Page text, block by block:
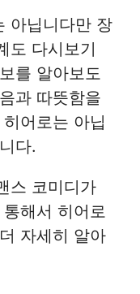
아닙니다만 장
도 다시보기
를 알아보도
과 따뜻함을
어로는 아닙
다.
스 코미디가
해서 히어로
자세히 알아